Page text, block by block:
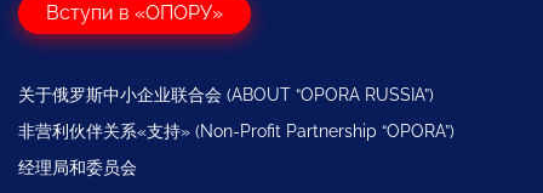
Вступи в «ОПОРУ»
关于俄罗斯中小企业联合会 (ABOUT “OPORA RUSSIA”)
非营利伙伴关系«支持» (Non-Profit Partnership “OPORA”)
经理局和委员会